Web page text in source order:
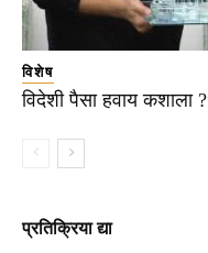
विशेष
विदेशी पैसा हवाय कशाला ?
प्रतिक्रिया द्या